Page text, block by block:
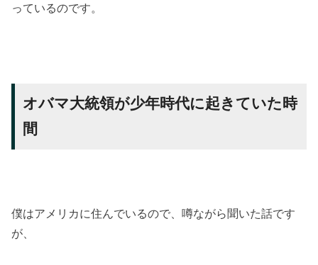
っているのです。
オバマ大統領が少年時代に起きていた時
間
僕はアメリカに住んでいるので、噂ながら聞いた話です
が、